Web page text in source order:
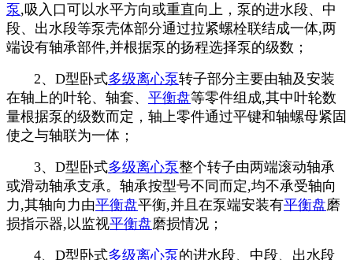
泵,吸入口可以水平方向或重直向上，泵的进水段、中
段、出水段等泵壳体部分通过拉紧螺栓联结成一体,两
端设有轴承部件,并根据泵的扬程选择泵的级数；
2、D型卧式多级离心泵转子部分主要由轴及安装
在轴上的叶轮、轴套、 平衡盘等零件组成,其中叶轮数
量根据泵的级数而定，轴上零件通过平键和轴螺母紧固
使之与轴联为一体；
3、D型卧式多级离心泵整个转子由两端滚动轴承
或滑动轴承支承。轴承按型号不同而定,均不承受轴向
力,其轴向力由平衡盘平衡,并且在泵端安装有平衡盘磨
损指示器,以监视平衡盘磨损情况；
4、D型卧式多级离心泵的进水段、中段、出水段